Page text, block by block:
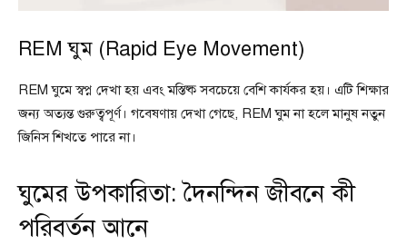
REM ঘুম (Rapid Eye Movement)
REM ঘুমে স্বপ্ন দেখা হয় এবং মস্তিষ্ক সবচেয়ে বেশি কার্যকর হয়। এটি শিক্ষার
জন্য অত্যন্ত গুরুত্বপূর্ণ। গবেষণায় দেখা গেছে, REM ঘুম না হলে মানুষ নতুন
জিনিস শিখতে পারে না।
ঘুমের উপকারিতা: দৈনন্দিন জীবনে কী
পরিবর্তন আনে